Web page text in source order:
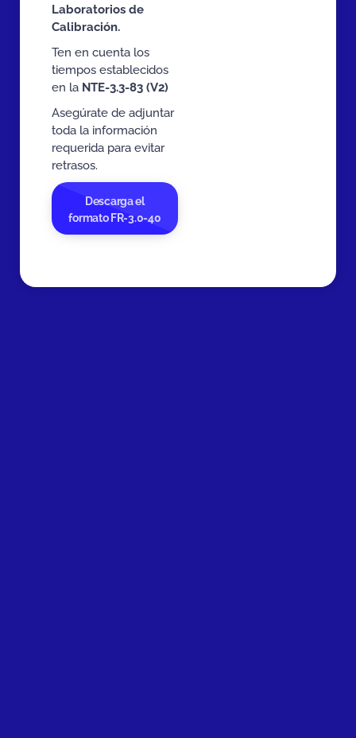
Laboratorios de
Calibración.
Ten en cuenta los
tiempos establecidos
en la NTE-3.3-83 (V2)
Asegúrate de adjuntar
toda la información
requerida para evitar
retrasos.
Descarga el
formato FR-3.0-40